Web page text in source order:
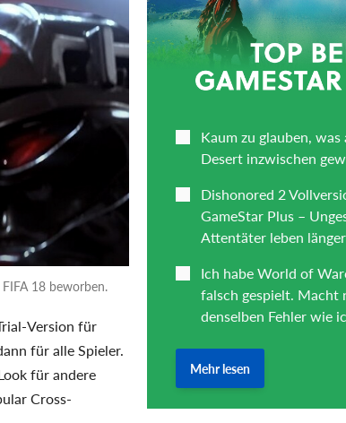
18 beworben.
Version für
für alle Spieler.
für andere
Cross-